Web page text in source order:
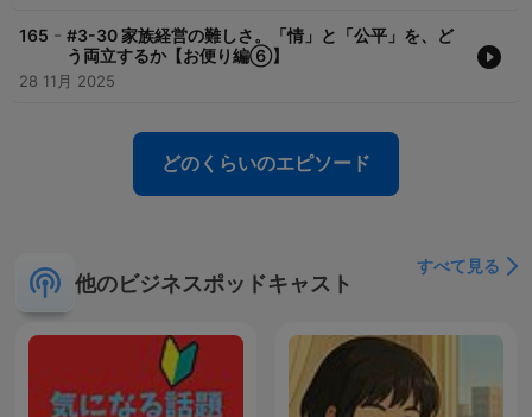
165 - #3-30 家族経営の難しさ。「情」と「公平」を、ど
う両立するか【お便り編⑥】
28 11月 2025
どのくらいのエピソード
他のビジネスポッドキャスト
すべて見る